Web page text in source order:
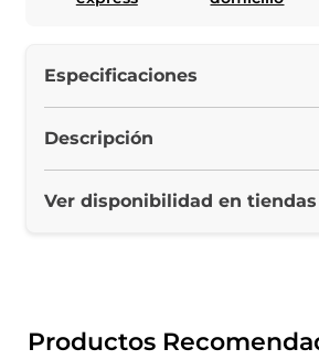
Especificaciones
Descripción
Ver disponibilidad en tiendas
Productos